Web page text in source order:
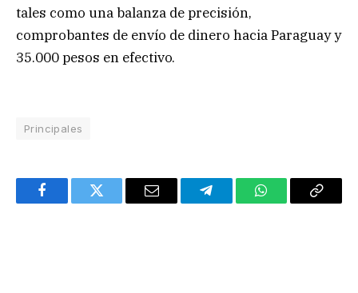
tales como una balanza de precisión,
comprobantes de envío de dinero hacia Paraguay y
35.000 pesos en efectivo.
Principales
FacebookTwitter Email TelegramWhatsAppCopy